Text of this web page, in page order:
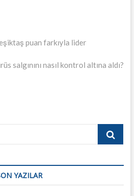
puan farkıyla lider
salgınını nasıl kontrol altına aldı?
Search
YAZILAR